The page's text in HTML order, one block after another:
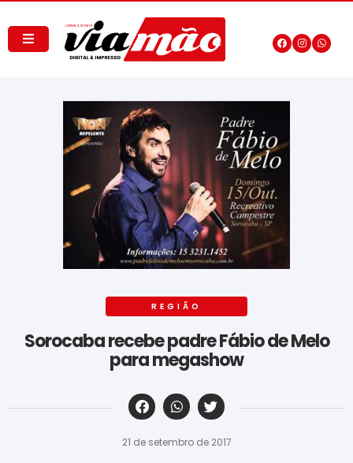
REGIÃO
Sorocaba recebe padre Fábio de Melo
para megashow
‎ ‎ ‎ ‎ ‎ ‎ ‎ ‎ ‎ ‎ ‎ ‎ ‎ ‎ ‎ ‎ ‎ ‎ ‎ ‎ ‎ ‎ ‎ ‎ ‎ ‎ ‎ ‎ ‎ ‎ ‎
21 de setembro de 2017